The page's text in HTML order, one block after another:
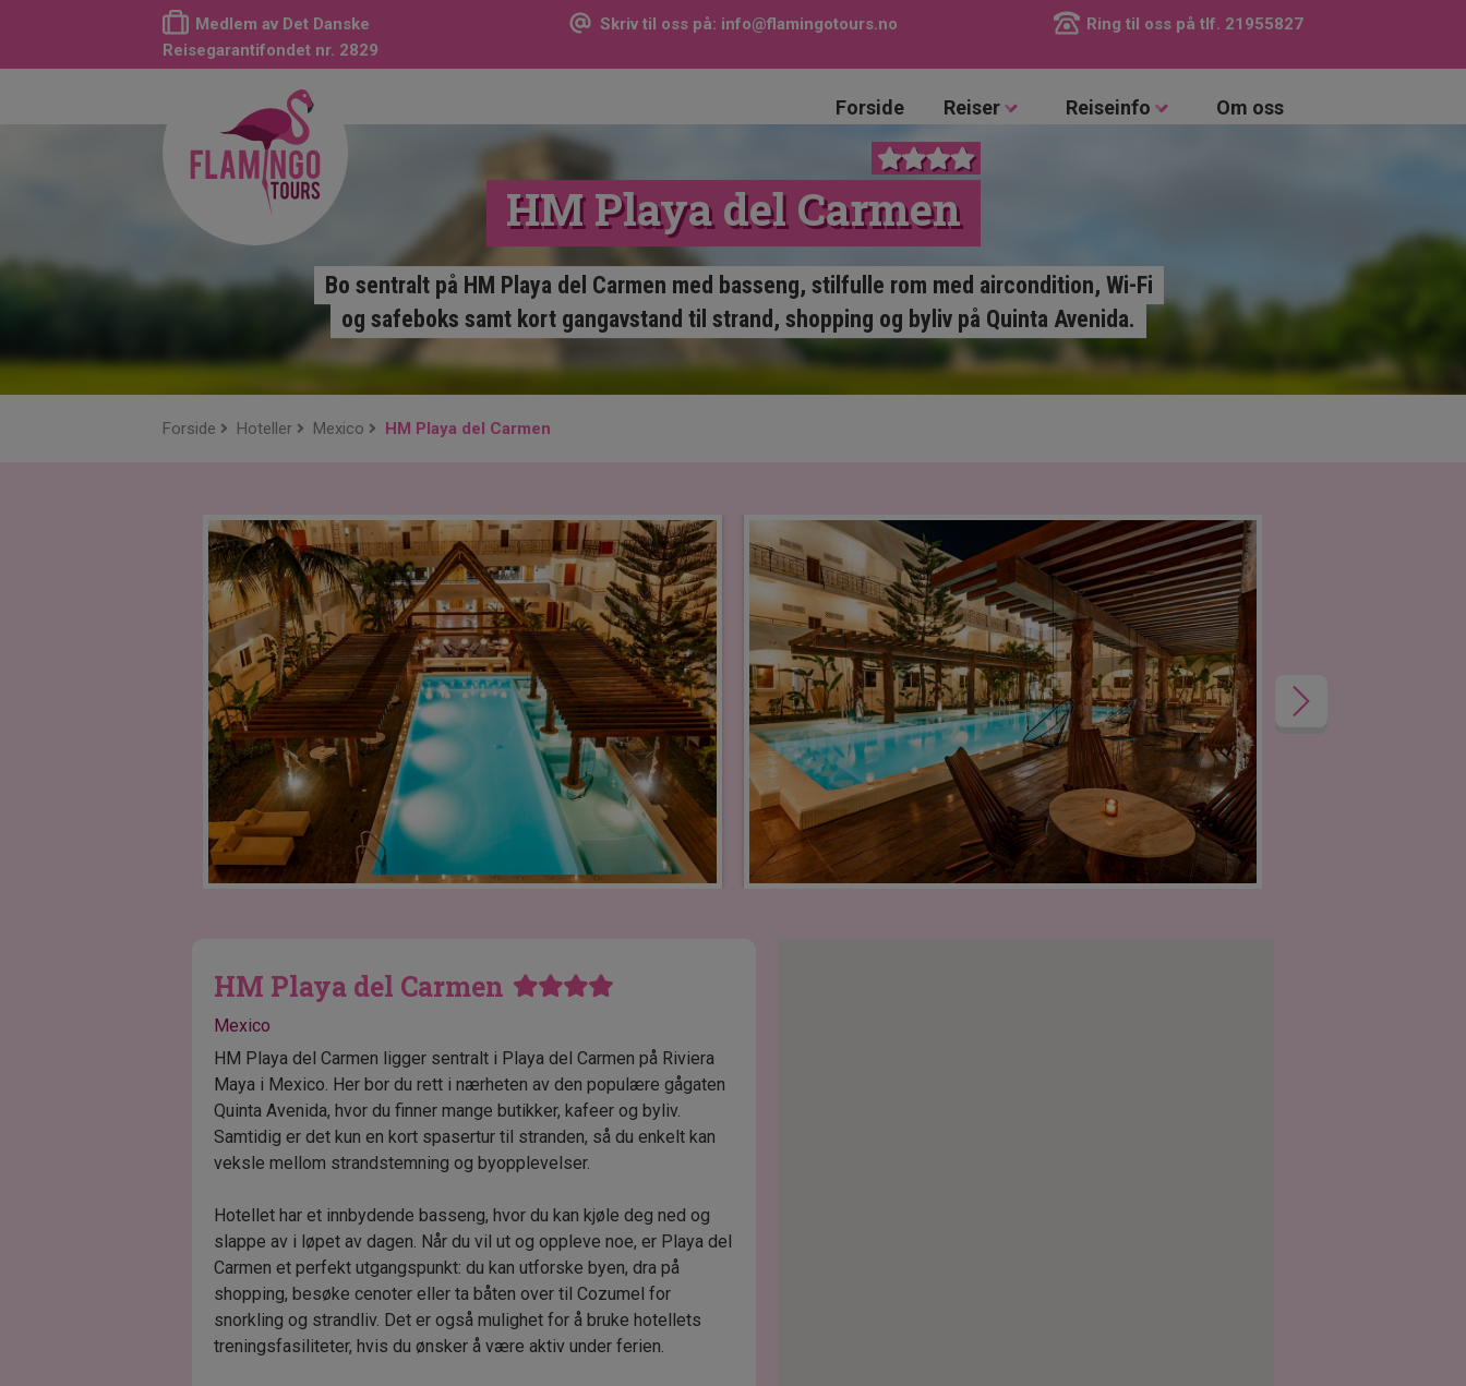
Medlem av Det Danske
Reisegarantifondet nr. 2829
Skriv til oss på: info@flamingotours.no Ring til oss på tlf. 21955827
Forside Reiser Reiseinfo Om oss
HM Playa del Carmen
Bo sentralt på HM Playa del Carmen med basseng, stilfulle rom med aircondition, Wi-Fi
og safeboks samt kort gangavstand til strand, shopping og byliv på Quinta Avenida.
Forside Hoteller Mexico HM Playa del Carmen
HM Playa del Carmen
Mexico
HM Playa del Carmen ligger sentralt i Playa del Carmen på Riviera
Maya i Mexico. Her bor du rett i nærheten av den populære gågaten
Quinta Avenida, hvor du finner mange butikker, kafeer og byliv.
Samtidig er det kun en kort spasertur til stranden, så du enkelt kan
veksle mellom strandstemning og byopplevelser.
Hotellet har et innbydende basseng, hvor du kan kjøle deg ned og
slappe av i løpet av dagen. Når du vil ut og oppleve noe, er Playa del
Carmen et perfekt utgangspunkt: du kan utforske byen, dra på
shopping, besøke cenoter eller ta båten over til Cozumel for
snorkling og strandliv. Det er også mulighet for å bruke hotellets
treningsfasiliteter, hvis du ønsker å være aktiv under ferien.